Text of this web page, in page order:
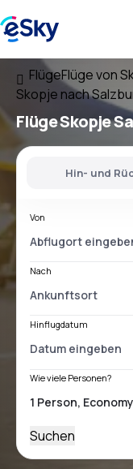
FlügeFlüge von
Skopje nach
FlügeSkopje
Hin- und
Von
Nach
Hinflugdatum
Wie viele Personen?
Suchen